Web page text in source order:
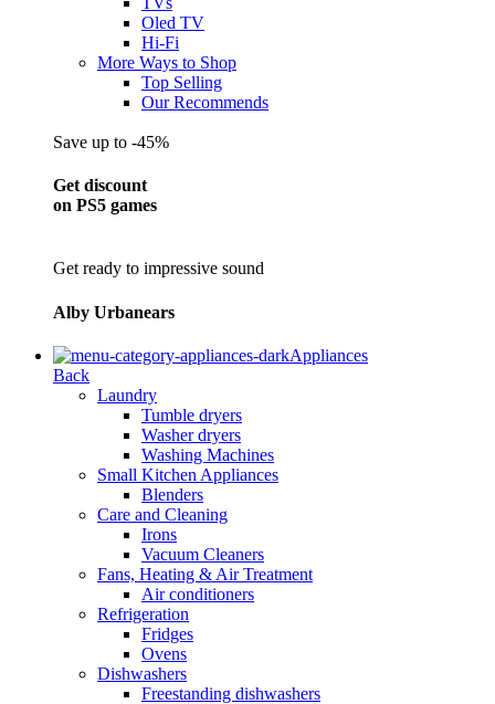
Oled TV
Hi-Fi
More Ways to Shop
Top Selling
Our Recommends
Save up to -45%
Get discount
on PS5 games
Get ready to impressive sound
Alby Urbanears
Appliances
Back
Laundry
Tumble dryers
Washer dryers
Washing Machines
Small Kitchen Appliances
Blenders
Care and Cleaning
Irons
Vacuum Cleaners
Fans, Heating & Air Treatment
Air conditioners
Refrigeration
Fridges
Ovens
Dishwashers
Freestanding dishwashers